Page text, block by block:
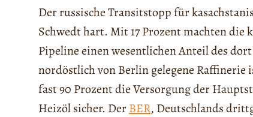
Der russische Transitstopp für
Schwedt hart. Mit 17 Prozent machten die
Pipeline einen wesentlichen Anteil des
nordöstlich von Berlin gelegene
fast 90 Prozent die Versorgung der
Heizöl sicher. DerBER, Deutschlands